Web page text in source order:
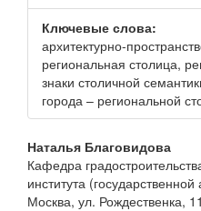
Ключевые слова:
архитектурно-
региональная столица,
знаки столичной
города – региональной
Основное
содержимое
Наталья Благовидова
Кафедра
института
Москва, ул. Рождественка,